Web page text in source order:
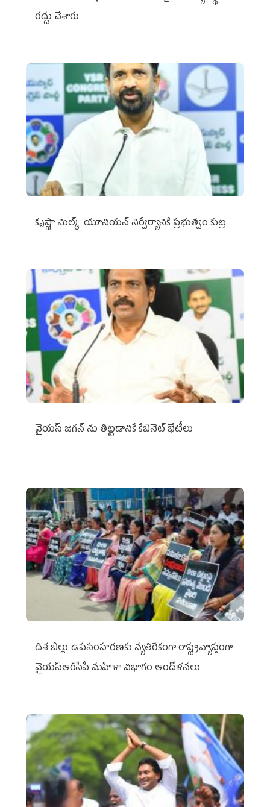
రద్దు చేశారు
కృష్ణా మిల్క్‌ యూనియన్‌ నిర్వీర్యానికి ప్రభుత్వం కుట్ర
వైయ‌స్ జగన్‌ ను తిట్టడానికే కేబినెట్‌ భేటీలు
దిశ బిల్లు ఉపసంహరణకు వ్యతిరేకంగా రాష్ట్రవ్యాప్తంగా
వైయ‌స్ఆర్‌సీపీ మహిళా విభాగం ఆందోళనలు